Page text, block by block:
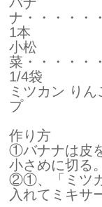
ナ・・・・・
1本
小松
菜・・・・・
1/4袋
ミツカン り
プ
作り方
①バナナは皮
小さめに切る。
②①、「ミツ
入れてミキサ